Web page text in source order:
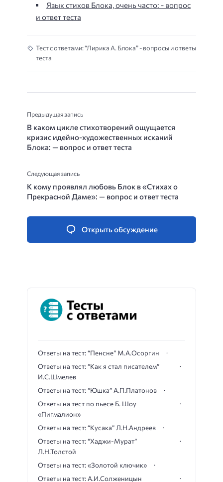
Язык стихов Блока, очень часто: - вопрос
и ответ теста
Тест с ответами: “Лирика А. Блока” - вопросы и ответы
теста
Предыдущая запись
В каком цикле стихотворений ощущается
кризис идейно-художественных исканий
Блока: — вопрос и ответ теста
Следующая запись
К кому проявлял любовь Блок в «Стихах о
Прекрасной Даме»: — вопрос и ответ теста
Открыть обсуждение
Ответы на тест: “Пенсне” М.А.Осоргин
Ответы на тест: “Как я стал писателем”
И.С.Шмелев
Ответы на тест: “Юшка” А.П.Платонов
Ответы на тест по пьесе Б. Шоу
«Пигмалион»
Ответы на тест: “Кусака” Л.Н.Андреев
Ответы на тест: “Хаджи-Мурат”
Л.Н.Толстой
Ответы на тест: «Золотой ключик»
Ответы на тест: А.И.Солженицын